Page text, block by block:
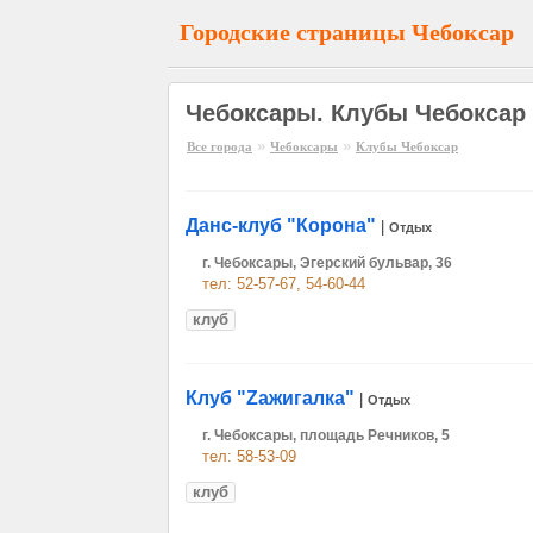
Городские страницы Чебоксар
Чебоксары. Клубы Чебоксар
Все города » Чебоксары » Клубы Чебоксар
Данс-клуб "Корона" Отдых
г. Чебоксары, Эгерский бульвар, 36
тел: 52-57-67, 54-60-44
клуб
Клуб "Zажигалка" Отдых
г. Чебоксары, площадь Речников, 5
тел: 58-53-09
клуб